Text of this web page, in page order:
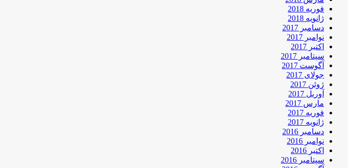
فوریه 2018
ژانویه 2018
دسامبر 2017
نوامبر 2017
اکتبر 2017
سپتامبر 2017
آگوست 2017
جولای 2017
ژوئن 2017
آوریل 2017
مارس 2017
فوریه 2017
ژانویه 2017
دسامبر 2016
نوامبر 2016
اکتبر 2016
سپتامبر 2016